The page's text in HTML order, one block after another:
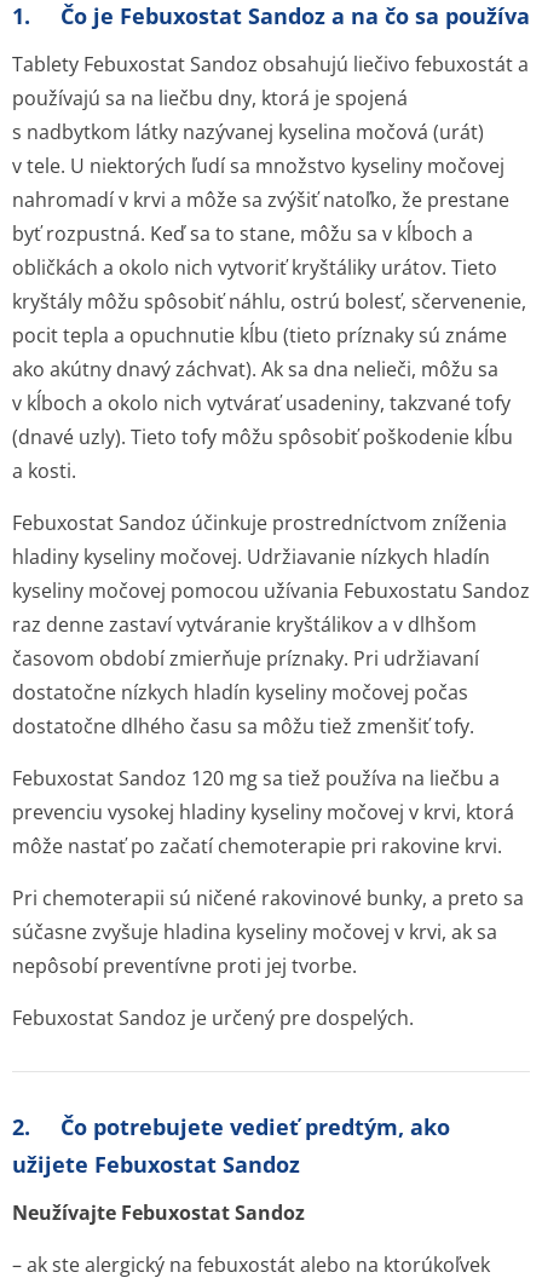
1. Čo je Febuxostat Sandoz a na čo sa používa
Tablety Febuxostat Sandoz obsahujú liečivo febuxostát a
používajú sa na liečbu dny, ktorá je spojená
s nadbytkom látky nazývanej kyselina močová (urát)
v tele. U niektorých ľudí sa množstvo kyseliny močovej
nahromadí v krvi a môže sa zvýšiť natoľko, že prestane
byť rozpustná. Keď sa to stane, môžu sa v kĺboch a
obličkách a okolo nich vytvoriť kryštáliky urátov. Tieto
kryštály môžu spôsobiť náhlu, ostrú bolesť, sčervenenie,
pocit tepla a opuchnutie kĺbu (tieto príznaky sú známe
ako akútny dnavý záchvat). Ak sa dna nelieči, môžu sa
v kĺboch a okolo nich vytvárať usadeniny, takzvané tofy
(dnavé uzly). Tieto tofy môžu spôsobiť poškodenie kĺbu
a kosti.
Febuxostat Sandoz účinkuje prostredníctvom zníženia
hladiny kyseliny močovej. Udržiavanie nízkych hladín
kyseliny močovej pomocou užívania Febuxostatu Sandoz
raz denne zastaví vytváranie kryštálikov a v dlhšom
časovom období zmierňuje príznaky. Pri udržiavaní
dostatočne nízkych hladín kyseliny močovej počas
dostatočne dlhého času sa môžu tiež zmenšiť tofy.
Febuxostat Sandoz 120 mg sa tiež používa na liečbu a
prevenciu vysokej hladiny kyseliny močovej v krvi, ktorá
môže nastať po začatí chemoterapie pri rakovine krvi.
Pri chemoterapii sú ničené rakovinové bunky, a preto sa
súčasne zvyšuje hladina kyseliny močovej v krvi, ak sa
nepôsobí preventívne proti jej tvorbe.
Febuxostat Sandoz je určený pre dospelých.
2. Čo potrebujete vedieť predtým, ako
užijete Febuxostat Sandoz
Neužívajte Febuxostat Sandoz
– ak ste alergický na febuxostát alebo na ktorúkoľvek